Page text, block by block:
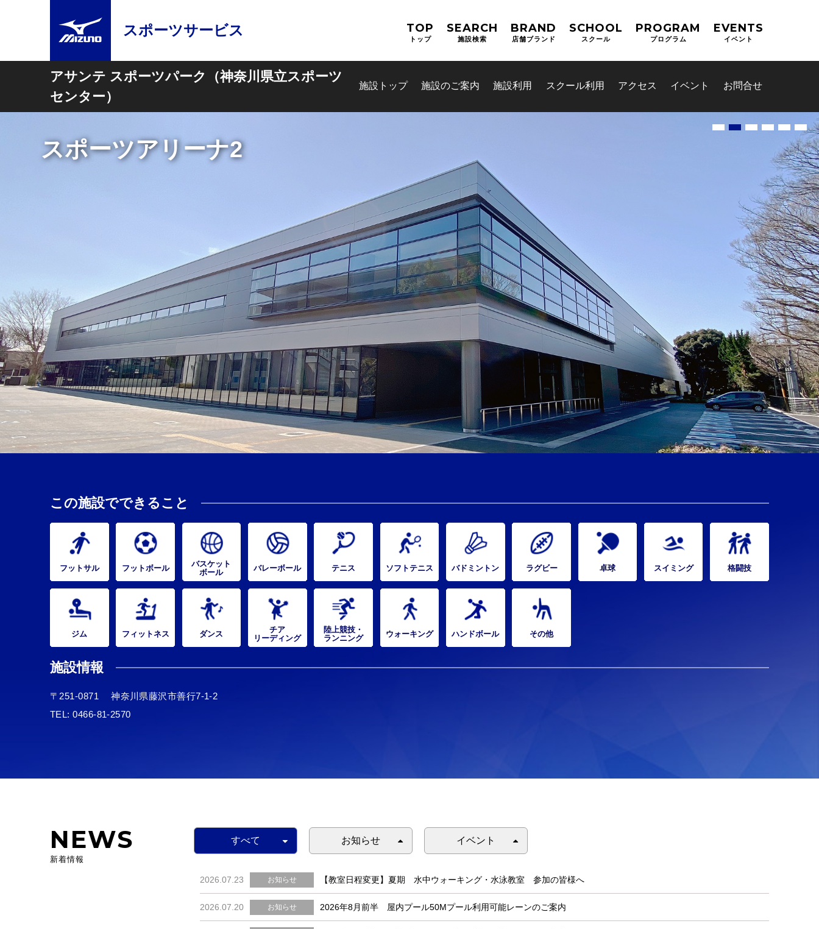
スポーツサービス TOP
トップ
SEARCH
施設検索
BRAND
店舗ブランド
SCHOOL
スクール
PROGRAM
プログラム
EVENTS
イベント
アサンテ スポーツパーク（神奈川県立スポーツ
センター）
施設トップ 施設のご案内 施設利用 スクール利用 アクセス イベント お問合せ
陸上競技場
この施設でできること
フットサル フットボール
バスケット
ボール
バレーボール テニス ソフトテニス バドミントン ラグビー 卓球 スイミング 格闘技
ジム フィットネス ダンス
チア
リーディング
陸上競技・
ランニング
ウォーキング ハンドボール その他
施設情報
〒251-0871
神奈川県藤沢市善行7-1-2
TEL:0466-81-2570
NEWS
新着情報
すべて お知らせ イベント
2026.07.23 お知らせ 【教室日程変更】夏期 水中ウォーキング・水泳教室 参加の皆様へ
2026.07.20 お知らせ 2026年8月前半 屋内プール50Mプール利用可能レーンのご案内